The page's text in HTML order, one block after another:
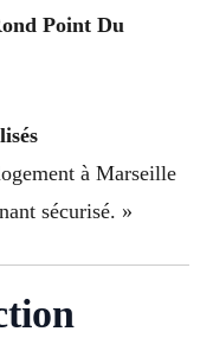
Point Du
à Marseille
sécurisé. »